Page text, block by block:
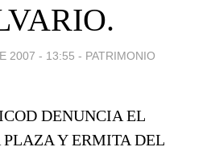
2007 - 13:55 - PATRIMONIO